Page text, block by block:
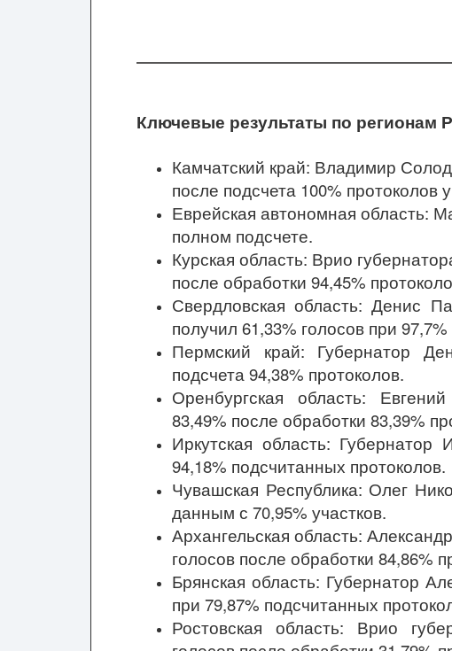
Ключевые результаты по регионам
Камчатский край: Владимир
после подсчета 100% протоколов
Еврейская автономная область:
полном подсчете.
Курская область: Врио
после обработки 94,45%
Свердловская область: Денис
получил 61,33% голосов при
Пермский край: Губернатор
подсчета 94,38% протоколов.
Оренбургская область:
83,49% после обработки 83,39%
Иркутская область: Губернатор
94,18% подсчитанных протоколов.
Чувашская Республика: Олег
данным с 70,95% участков.
Архангельская область:
голосов после обработки 84,86%
Брянская область: Губернатор
при 79,87% подсчитанных
Ростовская область: Врио